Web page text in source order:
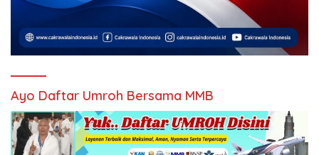
Ayo Daftar Umroh Bersama MMB